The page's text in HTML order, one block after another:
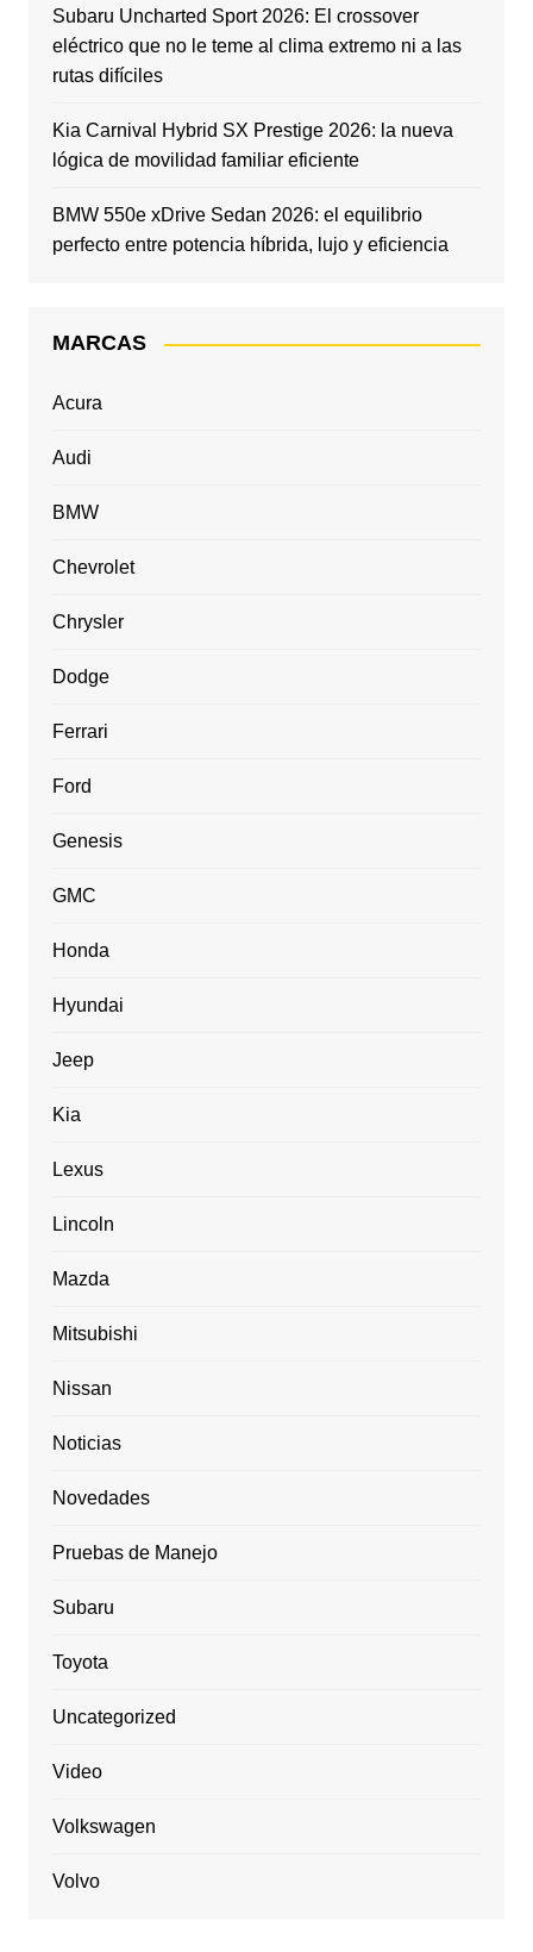
Subaru Uncharted Sport 2026: El crossover
eléctrico que no le teme al clima extremo ni a las
rutas difíciles
Kia Carnival Hybrid SX Prestige 2026: la nueva
lógica de movilidad familiar eficiente
BMW 550e xDrive Sedan 2026: el equilibrio
perfecto entre potencia híbrida, lujo y eficiencia
MARCAS
Acura
Audi
BMW
Chevrolet
Chrysler
Dodge
Ferrari
Ford
Genesis
GMC
Honda
Hyundai
Jeep
Kia
Lexus
Lincoln
Mazda
Mitsubishi
Nissan
Noticias
Novedades
Pruebas de Manejo
Subaru
Toyota
Uncategorized
Video
Volkswagen
Volvo